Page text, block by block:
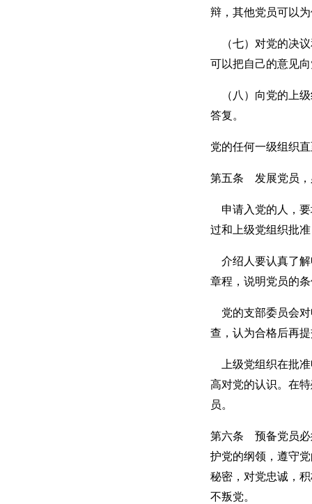
辩，其他党员可以
（七）对党的决议
可以把自己的意见
（八）向党的上级
答复。
党的任何一级组织
第五条 发展党员，
申请入党的人，要
过和上级党组织批
介绍人要认真了解
章程，说明党员的
党的支部委员会对
查，认为合格后再
上级党组织在批准
高对党的认识。在
员。
第六条 预备党员必
护党的纲领，遵守
秘密，对党忠诚，
不叛党。